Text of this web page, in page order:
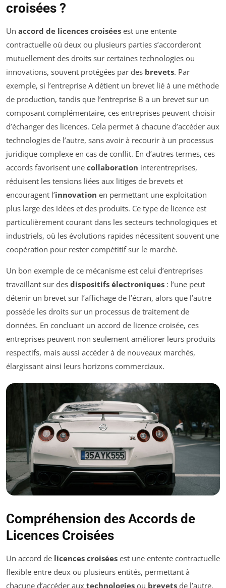
croisées ?
Un accord de licences croisées est une entente
contractuelle où deux ou plusieurs parties s’accorderont
mutuellement des droits sur certaines technologies ou
innovations, souvent protégées par des brevets. Par
exemple, si l’entreprise A détient un brevet lié à une méthode
de production, tandis que l’entreprise B a un brevet sur un
composant complémentaire, ces entreprises peuvent choisir
d’échanger des licences. Cela permet à chacune d’accéder aux
technologies de l’autre, sans avoir à recourir à un processus
juridique complexe en cas de conflit. En d’autres termes, ces
accords favorisent une collaboration interentreprises,
réduisent les tensions liées aux litiges de brevets et
encouragent l’innovation en permettant une exploitation
plus large des idées et des produits. Ce type de licence est
particulièrement courant dans les secteurs technologiques et
industriels, où les évolutions rapides nécessitent souvent une
coopération pour rester compétitif sur le marché.
Un bon exemple de ce mécanisme est celui d’entreprises
travaillant sur des dispositifs électroniques : l’une peut
détenir un brevet sur l’affichage de l’écran, alors que l’autre
possède les droits sur un processus de traitement de
données. En concluant un accord de licence croisée, ces
entreprises peuvent non seulement améliorer leurs produits
respectifs, mais aussi accéder à de nouveaux marchés,
élargissant ainsi leurs horizons commerciaux.
Compréhension des Accords de
Licences Croisées
Un accord de licences croisées est une entente contractuelle
flexible entre deux ou plusieurs entités, permettant à
chacune d’accéder aux technologies ou brevets de l’autre.